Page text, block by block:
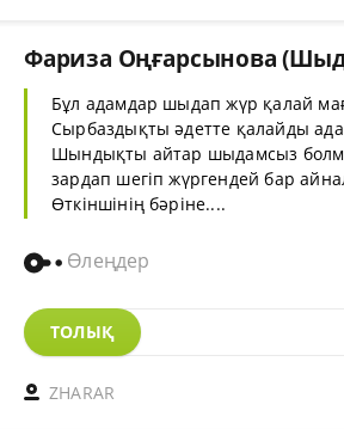
Фариза Оңғарсынова
Бұл адамдар шыдап жүр қалай
Сырбаздықты әдетте қалайды
Шындықты айтар шыдамсыз
зардап шегіп жүргендей бар
Өткіншінің бәріне....
Өлеңдер
ТОЛЫҚ
ZHARAR